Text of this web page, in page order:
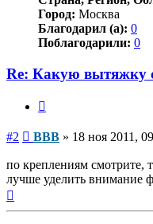
Город: Москва
Благодарил (а): 0
Поблагодарили: 0
Re: Какую вытяжку
#2 Сообщение
ВВВ » 18 ноя 2011,
по креплениям смотрите,
лучше уделить внимание